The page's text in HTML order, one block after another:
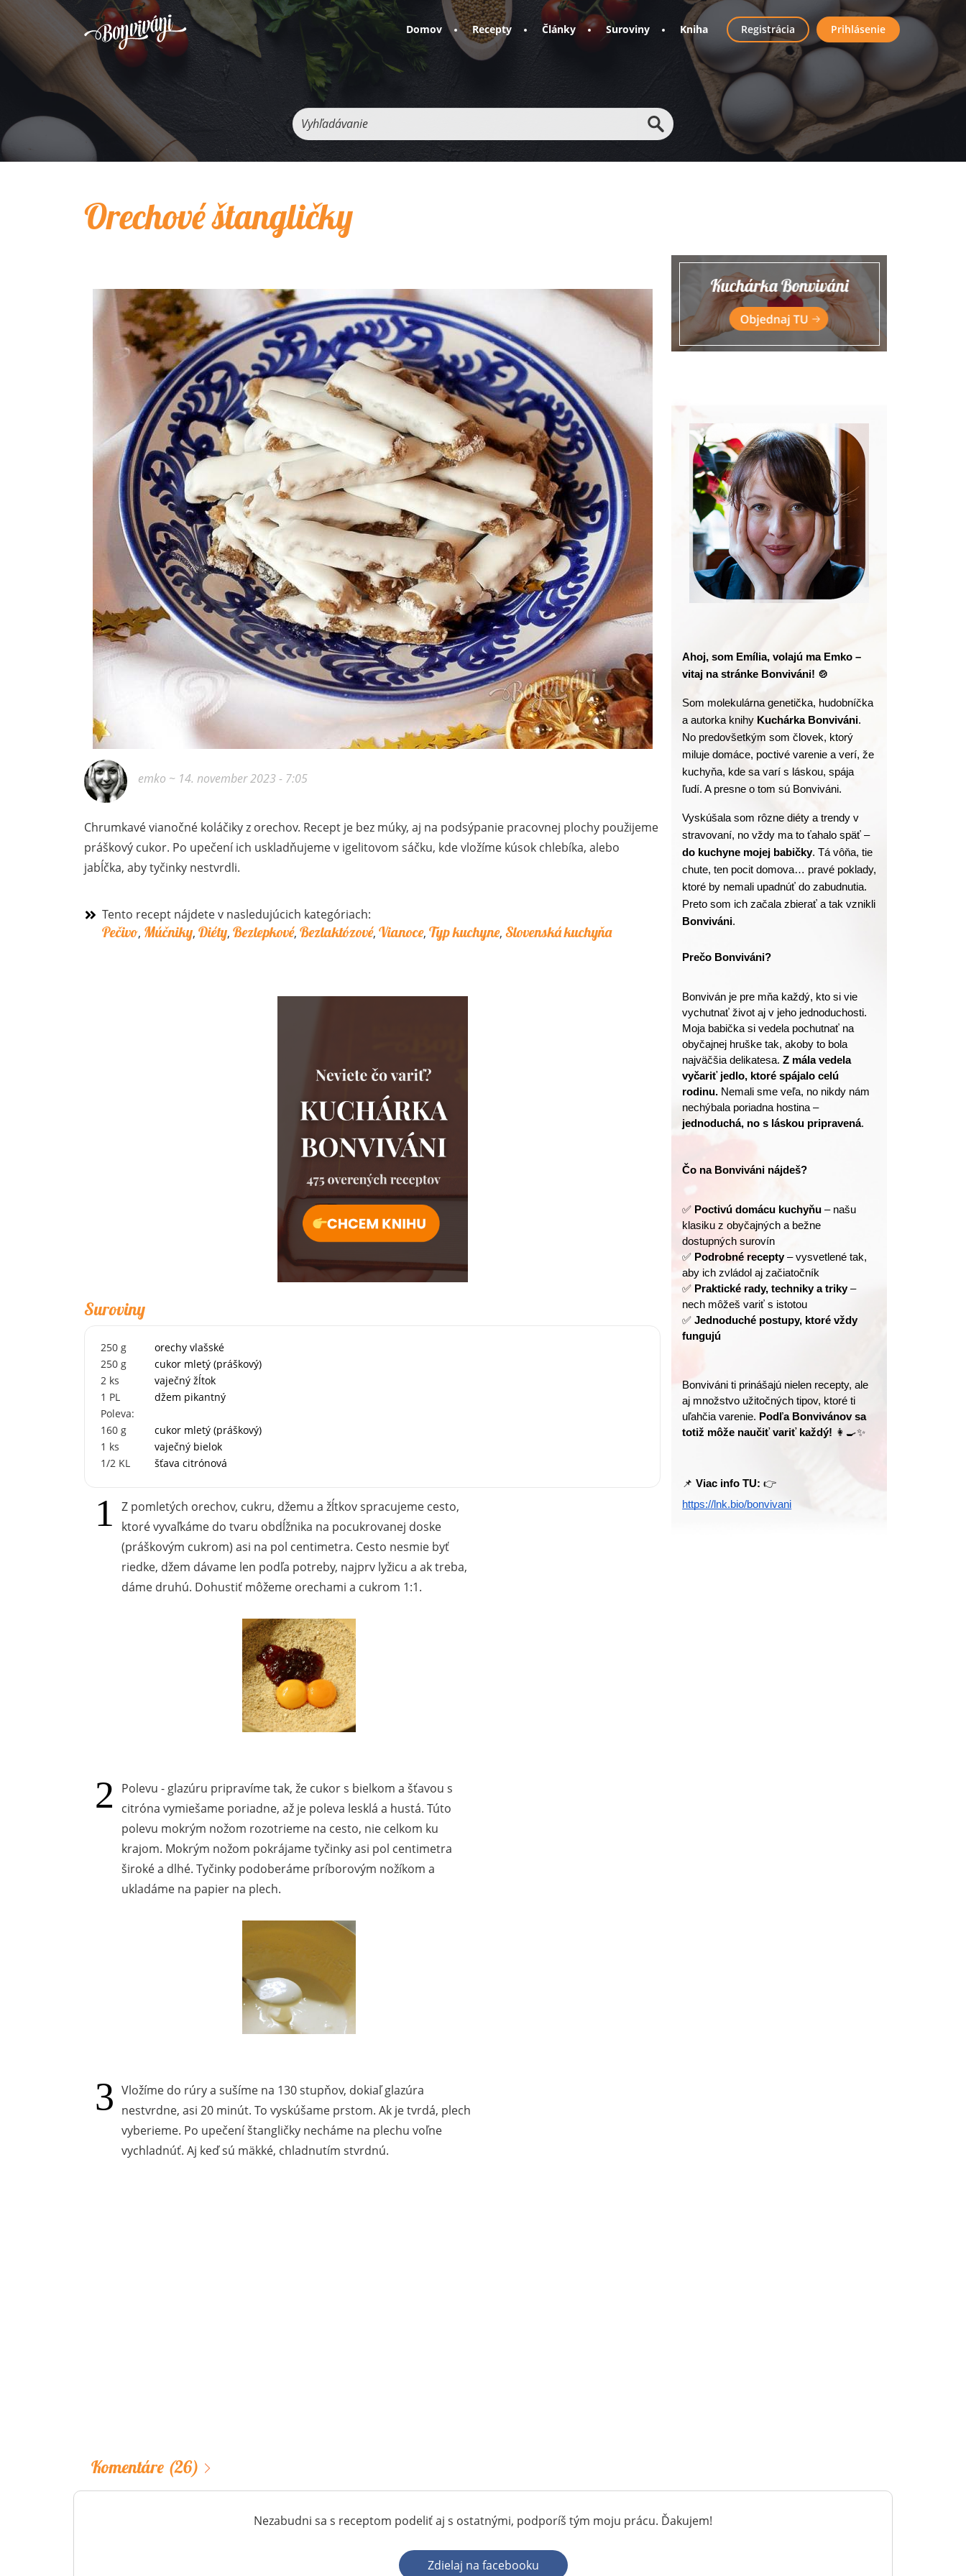
Domov Recepty Články Suroviny Kniha
User
account
menu
Registrácia Prihlásenie
Vyhľadávanie
Orechové štangličky
emko ~ 14. november 2023 - 7:05
Chrumkavé vianočné koláčiky z orechov. Recept je bez múky, aj na podsýpanie pracovnej plochy použijeme
práškový cukor. Po upečení ich uskladňujeme v igelitovom sáčku, kde vložíme kúsok chlebíka, alebo
jabĺčka, aby tyčinky nestvrdli.
Tento recept nájdete v nasledujúcich kategóriach:
Pečivo, Múčniky, Diéty, Bezlepkové, Bezlaktózové, Vianoce, Typ kuchyne, Slovenská kuchyňa
Suroviny
250 g
orechy vlašské
250 g
cukor mletý (práškový)
2 ks
vaječný žĺtok
1 PL
džem pikantný
Poleva:
160 g
cukor mletý (práškový)
1 ks
vaječný bielok
1/2 KL šťava citrónová
Z pomletých orechov, cukru, džemu a žĺtkov spracujeme cesto,
ktoré vyvaľkáme do tvaru obdĺžnika na pocukrovanej doske
(práškovým cukrom) asi na pol centimetra. Cesto nesmie byť
riedke, džem dávame len podľa potreby, najprv lyžicu a ak treba,
dáme druhú. Dohustiť môžeme orechami a cukrom 1:1.
Polevu - glazúru pripravíme tak, že cukor s bielkom a šťavou s
citróna vymiešame poriadne, až je poleva lesklá a hustá. Túto
polevu mokrým nožom rozotrieme na cesto, nie celkom ku
krajom. Mokrým nožom pokrájame tyčinky asi pol centimetra
široké a dlhé. Tyčinky podoberáme príborovým nožíkom a
ukladáme na papier na plech.
Vložíme do rúry a sušíme na 130 stupňov, dokiaľ glazúra
nestvrdne, asi 20 minút. To vyskúšame prstom. Ak je tvrdá, plech
vyberieme. Po upečení štangličky necháme na plechu voľne
vychladnúť. Aj keď sú mäkké, chladnutím stvrdnú.
Komentáre (26)
Ahoj, som Emília, volajú ma Emko –
vitaj na stránke Bonviváni! 🍲
Som molekulárna genetička, hudobníčka
a autorka knihy Kuchárka Bonviváni.
No predovšetkým som človek, ktorý
miluje domáce, poctivé varenie a verí, že
kuchyňa, kde sa varí s láskou, spája
ľudí. A presne o tom sú Bonviváni.
Vyskúšala som rôzne diéty a trendy v
stravovaní, no vždy ma to ťahalo späť –
do kuchyne mojej babičky. Tá vôňa, tie
chute, ten pocit domova… pravé poklady,
ktoré by nemali upadnúť do zabudnutia.
Bonviváni.
Prečo Bonviváni?
Bonviván je pre mňa každý, kto si vie
vychutnať život aj v jeho jednoduchosti.
Moja babička si vedela pochutnať na
obyčajnej hruške tak, akoby to bola
najväčšia delikatesa. Z mála vedela
vyčariť jedlo, ktoré spájalo celú
rodinu. Nemali sme veľa, no nikdy nám
nechýbala poriadna hostina –
jednoduchá, no s láskou pripravená.
Čo na Bonviváni nájdeš?
✅ Poctivú domácu kuchyňu – našu
klasiku z obyčajných a bežne
dostupných surovín
✅ Podrobné recepty – vysvetlené tak,
aby ich zvládol aj začiatočník
✅ Praktické rady, techniky a triky –
nech môžeš variť s istotou
✅ Jednoduché postupy, ktoré vždy
fungujú
Bonviváni ti prinášajú nielen recepty, ale
aj množstvo užitočných tipov, ktoré ti
uľahčia varenie. Podľa Bonvivánov sa
totiž môže naučiť variť každý! 👩‍🍳✨
📌 Viac info TU:
https://lnk.bio/bonvivani
Nezabudni sa s receptom podeliť aj s ostatnými, podporíš tým moju prácu. Ďakujem!
Zdielaj na facebooku